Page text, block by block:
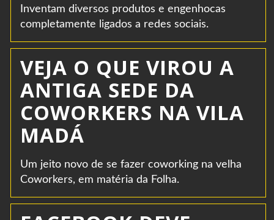
Inventam diversos produtos e engenhocas
completamente ligados a redes sociais.
VEJA O QUE VIROU A
ANTIGA SEDE DA
COWORKERS NA VILA
MADÁ
Um jeito novo de se fazer coworking na velha
Coworkers, em matéria da Folha.